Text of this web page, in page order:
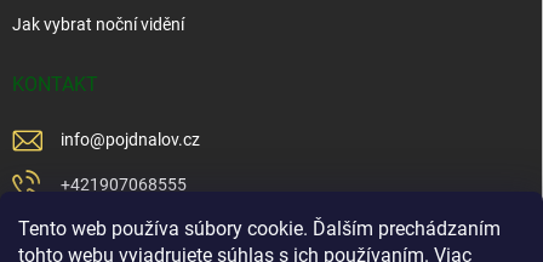
Tento web používa súbory cookie. Ďalším prechádzaním
tohto webu vyjadrujete súhlas s ich používaním. Viac
Jak vybrat noční vidění
KONTAKT
info@pojdnalov.cz
+421907068555
+421902479599